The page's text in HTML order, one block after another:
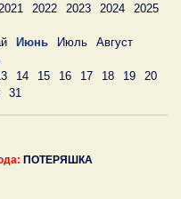
2022 2023 2024
2025
Июнь Июль
Август
14 15 16 17 18 19
20
31
ПОТЕРЯШКА